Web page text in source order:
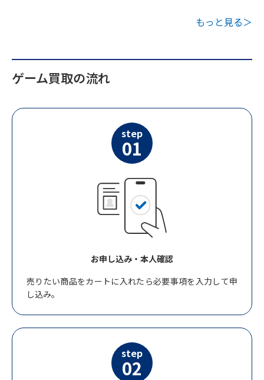
もっと見る＞
ゲーム買取の流れ
step
01
お申し込み・本人確認
売りたい商品をカートに入れたら必要事項を入力して申
し込み。
step
02